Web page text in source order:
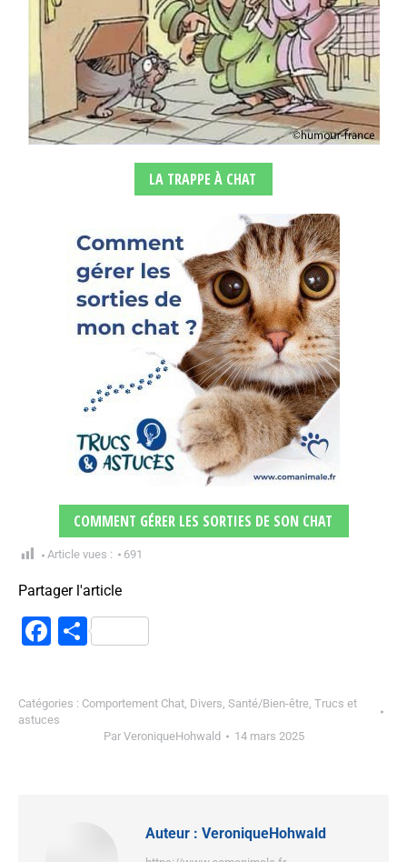
LA TRAPPE À CHAT
COMMENT GÉRER LES SORTIES DE SON CHAT
Article vues : 691
Partager l'article
Facebook
Partager
Catégories : Comportement Chat Divers Santé/Bien-être Trucs et
astuces
Par VeroniqueHohwald 14 mars 2025
Auteur : VeroniqueHohwald